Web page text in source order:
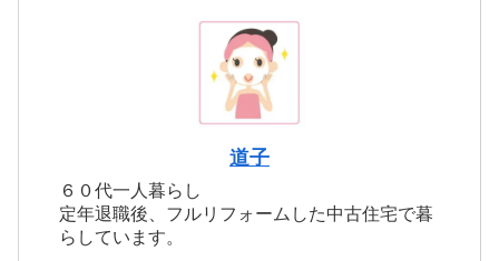
道子
６０代一人暮らし
定年退職後、フルリフォームした中古住宅で暮
らしています。